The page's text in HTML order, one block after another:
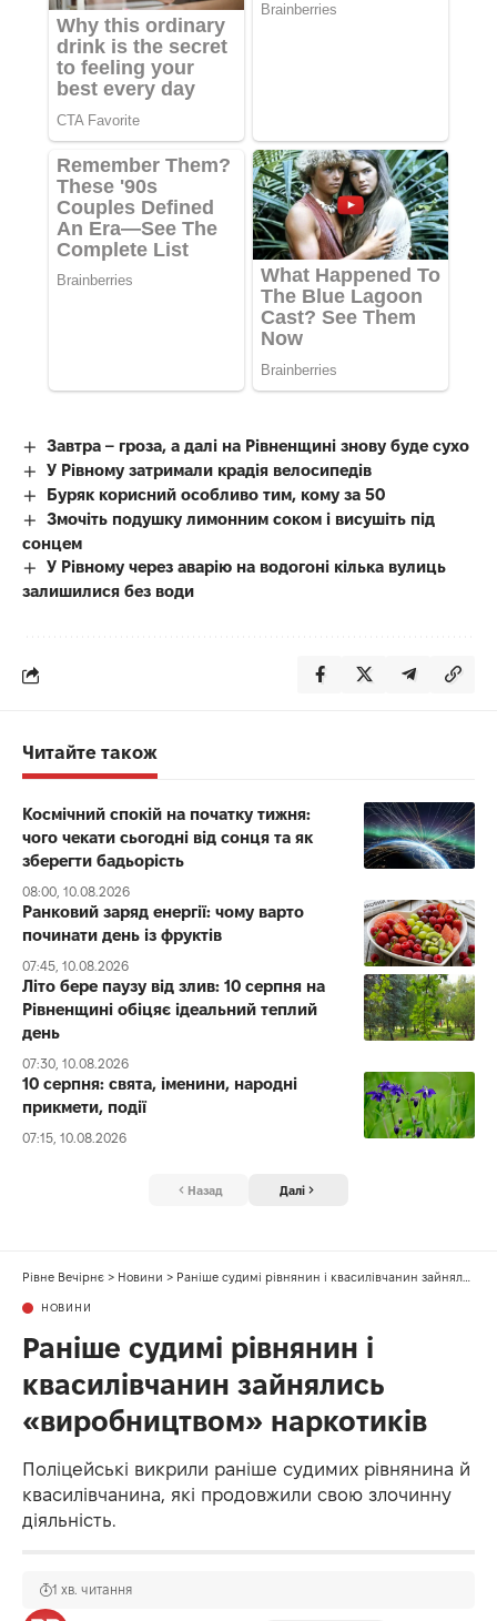
Завтра – гроза, а далі на Рівненщині знову буде сухо
У Рівному затримали крадія велосипедів
Буряк корисний особливо тим, кому за 50
Змочіть подушку лимонним соком і висушіть під
сонцем
У Рівному через аварію на водогоні кілька вулиць
залишилися без води
Читайте також
Космічний спокій на початку тижня:
чого чекати сьогодні від сонця та як
зберегти бадьорість
08:00, 10.08.2026
Ранковий заряд енергії: чому варто
починати день із фруктів
07:45, 10.08.2026
Літо бере паузу від злив: 10 серпня на
Рівненщині обіцяє ідеальний теплий
день
07:30, 10.08.2026
10 серпня: свята, іменини, народні
прикмети, події
07:15, 10.08.2026
Назад Далі
Рівне Вечірнє > Новини > Раніше судимі рівнянин і квасилівчанин зайнялись «виробництвом» наркотиків
НОВИНИ
Раніше судимі рівнянин і
квасилівчанин зайнялись
«виробництвом» наркотиків
Поліцейські викрили раніше судимих рівнянина й
квасилівчанина, які продовжили свою злочинну
діяльність.
1 хв. читання